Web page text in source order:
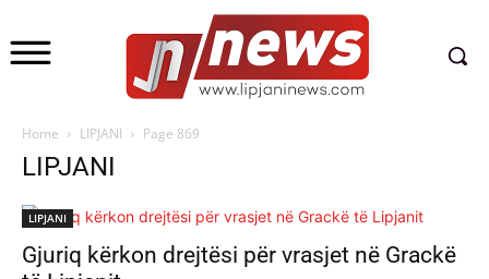
Home LIPJANI Page 869
LIPJANI
LIPJANI
Gjuriq kërkon drejtësi për vrasjet në Grackë